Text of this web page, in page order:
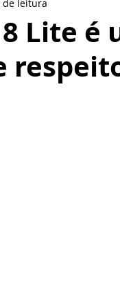
LG
Motorola Pionner
Lite é
de leitura